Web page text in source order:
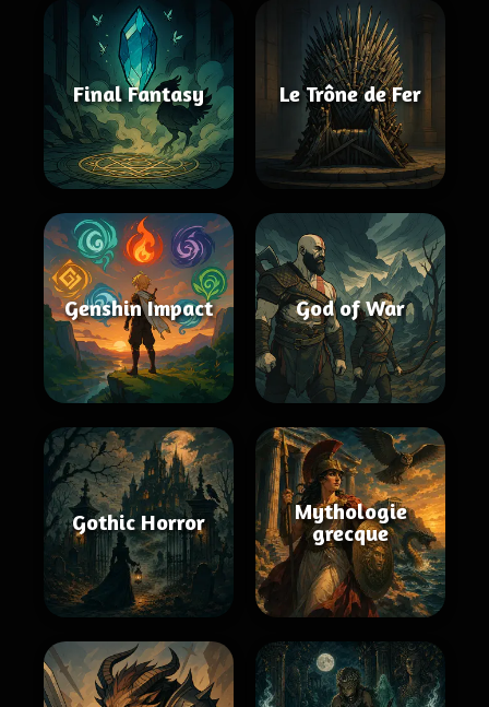
Final Fantasy Le Trône de Fer
Genshin Impact God of War
Gothic Horror
Mythologie
grecque